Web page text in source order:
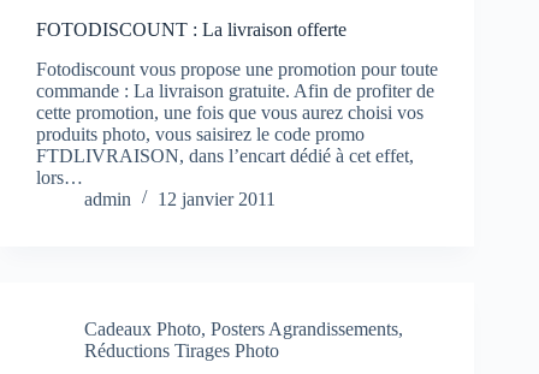
FOTODISCOUNT : La livraison offerte
Fotodiscount vous propose une promotion pour toute
commande : La livraison gratuite. Afin de profiter de
cette promotion, une fois que vous aurez choisi vos
produits photo, vous saisirez le code promo
FTDLIVRAISON, dans l’encart dédié à cet effet,
lors…
admin
12 janvier 2011
Cadeaux Photo, Posters Agrandissements,
Réductions Tirages Photo